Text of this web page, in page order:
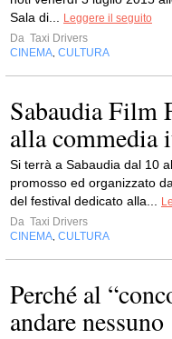
Sala di...
Leggere il seguito
Da Taxi Drivers
CINEMA CULTURA
Sabaudia Film
alla commedia
Si terrà a Sabaudia dal 10
promosso ed organizzato
del festival dedicato alla...
Da Taxi Drivers
CINEMA CULTURA
Perché al
andare nessuno